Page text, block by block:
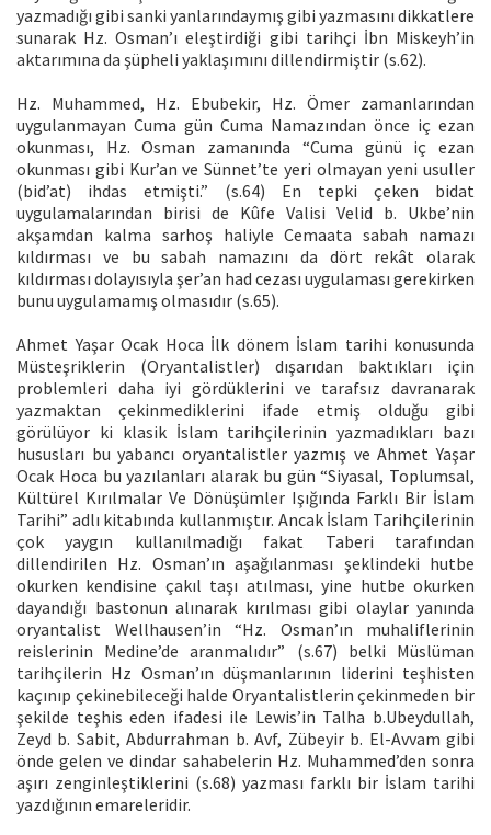
yazmadığı gibi sanki yanlarındaymış gibi yazmasını dikkatlere
sunarak Hz. Osman’ı eleştirdiği gibi tarihçi İbn Miskeyh’in
aktarımına da şüpheli yaklaşımını dillendirmiştir (s.62).
Hz. Muhammed, Hz. Ebubekir, Hz. Ömer zamanlarından
uygulanmayan Cuma gün Cuma Namazından önce iç ezan
okunması, Hz. Osman zamanında “Cuma günü iç ezan
okunması gibi Kur’an ve Sünnet’te yeri olmayan yeni usuller
(bid’at) ihdas etmişti.” (s.64) En tepki çeken bidat
uygulamalarından birisi de Kûfe Valisi Velid b. Ukbe’nin
akşamdan kalma sarhoş haliyle Cemaata sabah namazı
kıldırması ve bu sabah namazını da dört rekât olarak
kıldırması dolayısıyla şer’an had cezası uygulaması gerekirken
bunu uygulamamış olmasıdır (s.65).
Ahmet Yaşar Ocak Hoca İlk dönem İslam tarihi konusunda
Müsteşriklerin (Oryantalistler) dışarıdan baktıkları için
problemleri daha iyi gördüklerini ve tarafsız davranarak
yazmaktan çekinmediklerini ifade etmiş olduğu gibi
görülüyor ki klasik İslam tarihçilerinin yazmadıkları bazı
hususları bu yabancı oryantalistler yazmış ve Ahmet Yaşar
Ocak Hoca bu yazılanları alarak bu gün “Siyasal, Toplumsal,
Kültürel Kırılmalar Ve Dönüşümler Işığında Farklı Bir İslam
Tarihi” adlı kitabında kullanmıştır. Ancak İslam Tarihçilerinin
çok yaygın kullanılmadığı fakat Taberi tarafından
dillendirilen Hz. Osman’ın aşağılanması şeklindeki hutbe
okurken kendisine çakıl taşı atılması, yine hutbe okurken
dayandığı bastonun alınarak kırılması gibi olaylar yanında
oryantalist Wellhausen’in “Hz. Osman’ın muhaliflerinin
reislerinin Medine’de aranmalıdır” (s.67) belki Müslüman
tarihçilerin Hz Osman’ın düşmanlarının liderini teşhisten
kaçınıp çekinebileceği halde Oryantalistlerin çekinmeden bir
şekilde teşhis eden ifadesi ile Lewis’in Talha b.Ubeydullah,
Zeyd b. Sabit, Abdurrahman b. Avf, Zübeyir b. El-Avvam gibi
önde gelen ve dindar sahabelerin Hz. Muhammed’den sonra
aşırı zenginleştiklerini (s.68) yazması farklı bir İslam tarihi
yazdığının emareleridir.